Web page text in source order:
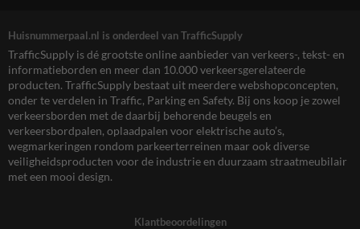
Huisnummerpaal.nl is onderdeel van TrafficSupply
TrafficSupply is dé grootste online aanbieder van verkeers-, tekst- en
informatieborden en meer dan 10.000 verkeersgerelateerde
producten. TrafficSupply bestaat uit meerdere webshopconcepten,
onder te verdelen in Traffic, Parking en Safety. Bij ons koop je zowel
verkeersborden met de daarbij behorende beugels en
verkeersbordpalen, oplaadpalen voor elektrische auto’s,
wegmarkeringen rondom parkeerterreinen maar ook diverse
veiligheidsproducten voor de industrie en duurzaam straatmeubilair
met een mooi design.
Klantbeoordelingen